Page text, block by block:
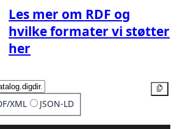
Les mer om RDF og
hvilke formater vi støtter
her
XML JSON-LD